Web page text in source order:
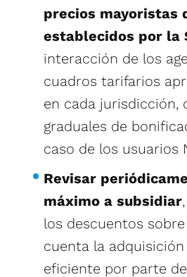
precios mayoristas
establecidos por la
interacción de los
cuadros tarifarios
en cada jurisdicción,
graduales de
caso de los usuarios
Revisar
máximo a subsidiar
los descuentos
cuenta la
eficiente por parte